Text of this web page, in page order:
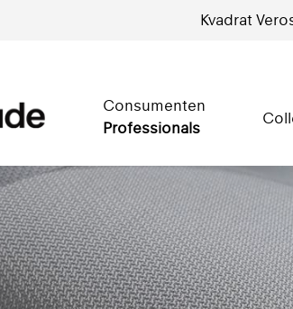
Kvadrat
Consumenten
Professionals